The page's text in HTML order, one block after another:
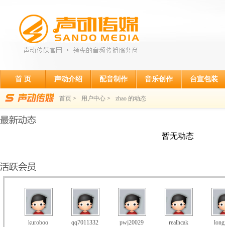
首 页 声动介绍 配音制作 音乐创作 台宣包装
首页 > 用户中心 > zhao 的动态
暂无动态
kuroboo qq7011332 pwj20029 realhcak